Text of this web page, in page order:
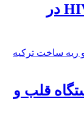
راهنمای مصرف داروهای HIV در
قلب و